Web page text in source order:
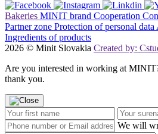
Bakeries MINIT brand Cooperation
Partner zone Protection of personal data
Ingredients of products
2026 © Minit Slovakia Created by:
Are you interested in working at
thank you.
We will